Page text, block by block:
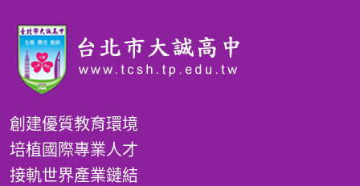
創建優質教育環境
培植國際專業人才
接軌世界產業鏈結